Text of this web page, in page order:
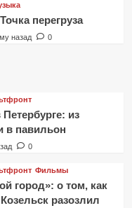
перегруза
назад 0
из
в павильон
0
Фильмы
город»: о том, как
разозлил